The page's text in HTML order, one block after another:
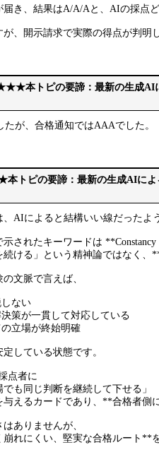
届き、結果はA/A/Aと、AIの採点
が、開示請求で実際の得点が判明
本トピの要諦：最新の生成AI
が、合格通知ではAAAでした。
トピの要諦：最新の生成AIによ
、AIによると結構いい線だったよ
示されたキーワードは
続ける」という精神論ではなく
文脈で言えば、
ない
策が一貫して対応している
立場が終始明確
している状態です。
点者に
でも同じ判断を継続して下せる」
与えるカードであり、**合格者側
ありませんが、
れにくい、堅実な合格ルート**